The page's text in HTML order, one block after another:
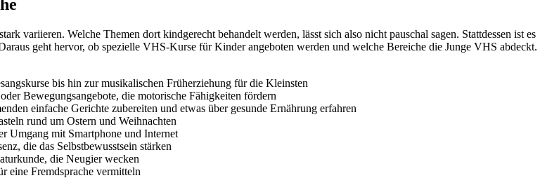
variieren. Welche Themen dort kindgerecht behandelt werden, lässt sich also nicht pauschal sagen. Stattdessen ist es
geht hervor, ob spezielle VHS-Kurse für Kinder angeboten werden und welche Bereiche die Junge VHS abdeckt.
bis hin zur musikalischen Früherziehung für die Kleinsten
Bewegungsangebote, die motorische Fähigkeiten fördern
einfache Gerichte zubereiten und etwas über gesunde Ernährung erfahren
rund um Ostern und Weihnachten
Umgang mit Smartphone und Internet
die das Selbstbewusstsein stärken
die Neugier wecken
eine Fremdsprache vermitteln